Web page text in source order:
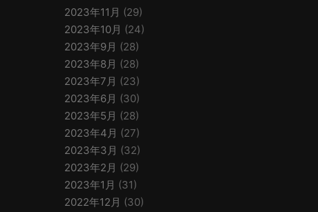
2023年11月 (29)
2023年10月 (24)
2023年9月 (28)
2023年8月 (28)
2023年7月 (23)
2023年6月 (30)
2023年5月 (28)
2023年4月 (27)
2023年3月 (32)
2023年2月 (29)
2023年1月 (31)
2022年12月 (30)